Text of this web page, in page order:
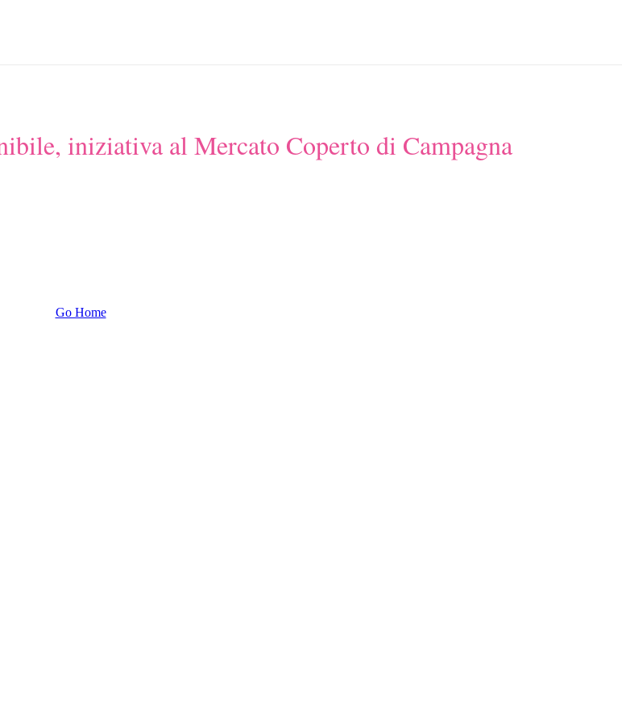
iniziativa al Mercato Coperto di Campagna